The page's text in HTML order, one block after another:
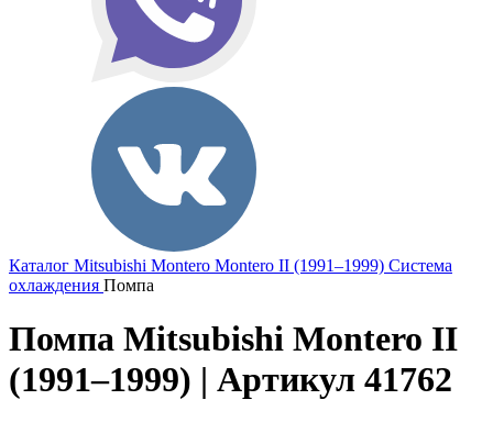
Каталог Mitsubishi Montero Montero II (1991–1999) Система
охлаждения Помпа
Помпа Mitsubishi Montero II
(1991–1999) | Артикул 41762